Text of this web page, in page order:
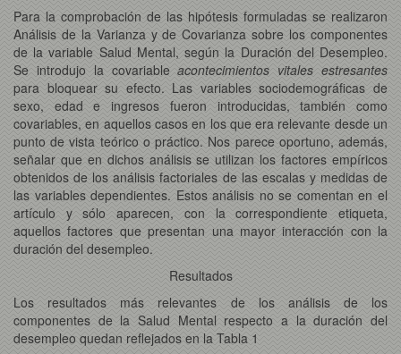
Para la comprobación de las hipótesis formuladas se realizaron
Análisis de la Varianza y de Covarianza sobre los componentes
de la variable Salud Mental, según la Duración del Desempleo.
Se introdujo la covariableacontecimientos vitales estresantes
para bloquear su efecto. Las variables sociodemográficas de
sexo, edad e ingresos fueron introducidas, también como
covariables, en aquellos casos en los que era relevante desde un
punto de vista teórico o práctico. Nos parece oportuno, además,
señalar que en dichos análisis se utilizan los factores empíricos
obtenidos de los análisis factoriales de las escalas y medidas de
las variables dependientes. Estos análisis no se comentan en el
artículo y sólo aparecen, con la correspondiente etiqueta,
aquellos factores que presentan una mayor interacción con la
duración del desempleo.
Resultados
Los resultados más relevantes de los análisis de los
componentes de la Salud Mental respecto a la duración del
desempleo quedan reflejados en la Tabla 1